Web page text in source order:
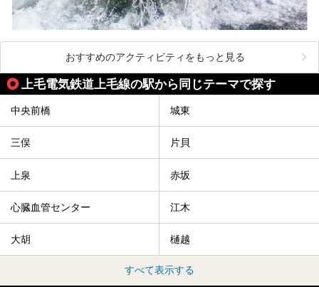
おすすめのアクティビティをもっと見る
上毛電気鉄道上毛線の駅から同じテーマで探す
中央前橋 城東
三俣 片貝
上泉 赤坂
心臓血管センター 江木
大胡 樋越
すべて表示する